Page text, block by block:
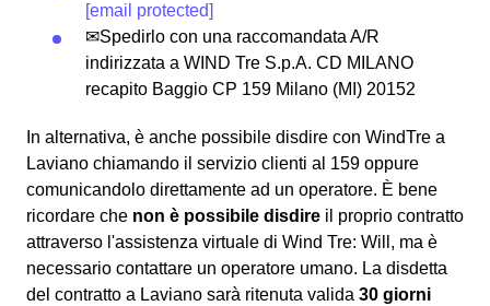
[email protected]
✉Spedirlo con una raccomandata A/R
indirizzata a WIND Tre S.p.A. CD MILANO
recapito Baggio CP 159 Milano (MI) 20152
In alternativa, è anche possibile disdire con WindTre a
Laviano chiamando il servizio clienti al 159 oppure
comunicandolo direttamente ad un operatore. È bene
ricordare che non è possibile disdire il proprio contratto
attraverso l'assistenza virtuale di Wind Tre: Will, ma è
necessario contattare un operatore umano. La disdetta
del contratto a Laviano sarà ritenuta valida 30 giorni